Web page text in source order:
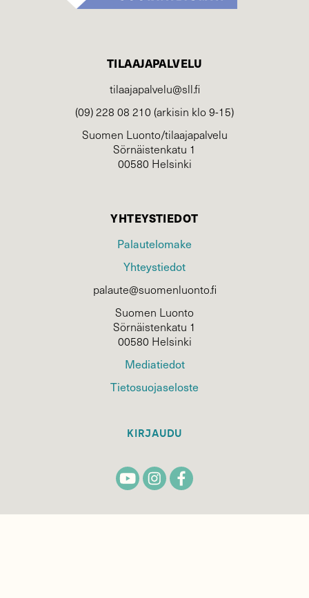
TILAAJAPALVELU
tilaajapalvelu@sll.fi
(09) 228 08 210 (arkisin klo 9-15)
Suomen Luonto/tilaajapalvelu
Sörnäistenkatu 1
00580 Helsinki
YHTEYSTIEDOT
Palautelomake
Yhteystiedot
palaute@suomenluonto.fi
Suomen Luonto
Sörnäistenkatu 1
00580 Helsinki
Mediatiedot
Tietosuojaseloste
KIRJAUDU